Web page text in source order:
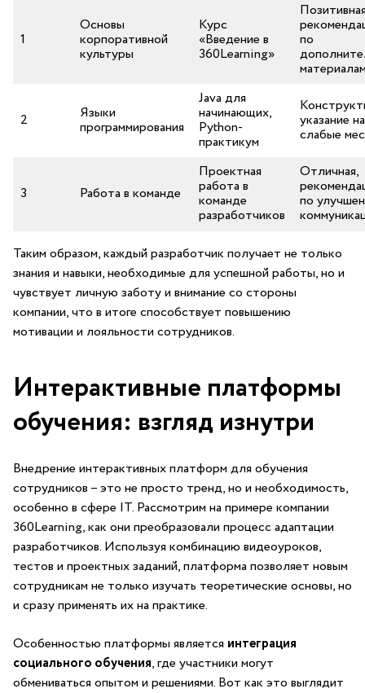
1
Основы
корпоративной
культуры
Курс⁤
«Введение ‌в
360Learning»
по ​
2 Языки
программирования
Java для
начинающих,
Python-
практикум
указание на
слабые
3 Работа⁢ в команде
Проектная
работа в
команде​
разработчиков
Отличная,
по
Таким⁣ образом, каждый разработчик получает не только
знания и навыки, необходимые для ⁤успешной работы, но и⁣
чувствует личную заботу и внимание со стороны
компании, что в итоге способствует повышению
мотивации и лояльности сотрудников.
Интерактивные платформы
обучения: взгляд изнутри
Внедрение интерактивных платформ для обучения
сотрудников – это не просто тренд, но и необходимость,
особенно в сфере IT. Рассмотрим на ⁢примере компании
360Learning, ⁤как они преобразовали ⁢процесс адаптации
разработчиков.​ Используя комбинацию видеоуроков,
тестов и ⁤проектных заданий, платформа позволяет ​новым
сотрудникам не только изучать‍ теоретические основы, но
и ‍сразу применять их на⁢ практике.
Особенностью платформы является интеграция
социального обучения, где участники могут
обмениваться опытом ‍и решениями. Вот как это выглядит